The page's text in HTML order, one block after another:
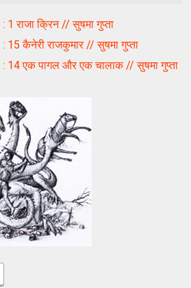
राजा क्रिन // सुषमा गुप्ता
कैनेरी राजकुमार // सुषमा गुप्ता
14 एक पागल और एक चालाक // सुषमा गुप्ता